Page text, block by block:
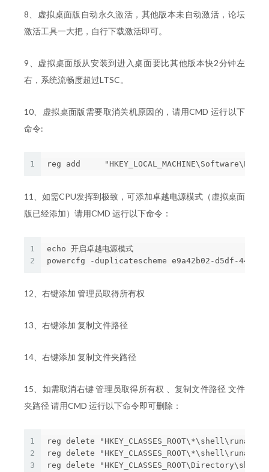
8、虚拟桌面版自动永久激活，其他版本未自动激活，论坛
激活工具一大把，自行下载激活即可。
9、虚拟桌面版从安装到进入桌面要比其他版本快2分钟左
右，系统流畅度超过LTSC。
10、虚拟桌面版需要取消关机原因的，请用CMD 运行以下
命令:
1
11、如需CPU发挥到极致，可添加卓越电源模式（虚拟桌面
版已经添加）请用CMD 运行以下命令：
1
2
echo 开启卓越电源模式
12、右键添加 管理员取得所有权
13、右键添加 复制文件路径
14、右键添加 复制文件夹路径
15、如需取消右键 管理员取得所有权 、复制文件路径 文件
夹路径 请用CMD 运行以下命令即可删除：
1
2
3
reg delete
reg delete
reg delete